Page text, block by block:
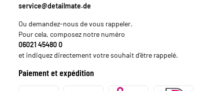
service@detailmate.de
Ou demandez-nous de vous rappeler.
Pour cela, composez notre numéro
06021 45480 0
et indiquez directement votre souhait d'être rappelé.
Paiement et expédition